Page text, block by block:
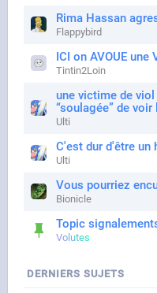
Rima Hassan
Flappybird
ICI on AVOUE une
Tintin2Loin
une victime de viol
“soulagée” de
Ulti
C'est dur d'être un
Ulti
Vous pourriez
Bionicle
Topic
Volutes
DERNIERS SUJETS